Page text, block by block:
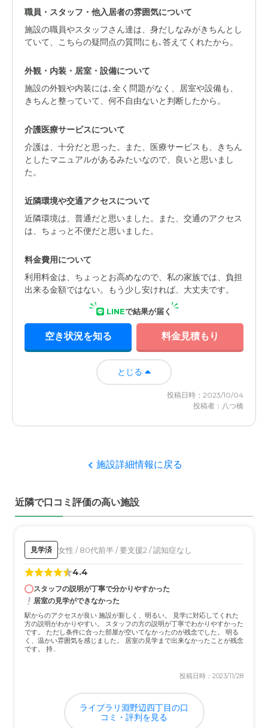
職員・スタッフ・他入居者の雰囲気について
施設の職員やスタッフさん達は、身だしなみがきちんとし
ていて、こちらの疑問点の質問にも､答えてくれたから。
外観・内装・居室・設備について
施設の外観や内装には､全く問題がなく、居室や設備も、
きちんと整っていて、何不自由ないと判断したから。
介護医療サービスについて
介護は、十分だと思った。また、医療サービスも、きちん
としたマニュアルがあるみたいなので、良いと思いまし
た。
近隣環境や交通アクセスについて
近隣環境は、普通だと思いました。また、交通のアクセス
は、ちょっと不便だと思いました。
料金費用について
利用料金は、ちょっとお高めなので、私の家族では、負担
出来る金額ではない。もう少し安ければ、大丈夫です。
LINEで結果が届く
空き状況を知る 料金見積もり
とじる
投稿日時：2023/10/04
投稿者：八つ橋
施設詳細情報に戻る
近隣で口コミ評価の高い施設
見学済 女性 / 80代前半 / 要支援2 / 認知症なし
4.4
スタッフの説明が丁寧で分かりやすかった
居室の見学ができなかった
駅からのアクセスが良い 施設が新しく、明るい。 見学に対応してくれた
方の説明がわかりやすい。 スタッフの方の説明が丁寧でわかりやすかった
です。 ただし条件に合った部屋が空いてなかったのが残念でした。 明る
く、温かい雰囲気を感じました。 居室の見学まで出来なかったことが残念
です。 持...
投稿日時：2023/11/28
ライブラリ淵野辺四丁目の口
コミ・評判を見る